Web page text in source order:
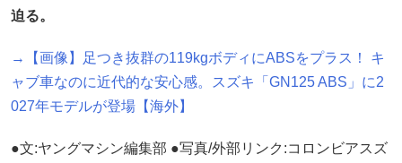
迫る。
→【画像】足つき抜群の119kgボディにABSをプラス！ キ
ャブ車なのに近代的な安心感。スズキ「GN125 ABS」に2
027年モデルが登場【海外】
●文:ヤングマシン編集部 ●写真/外部リンク:コロンビアスズ